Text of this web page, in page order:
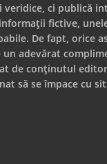
veridice, ci publică
fictive,
De fapt, orice
un adevărat
de conținutul
să se împace cu